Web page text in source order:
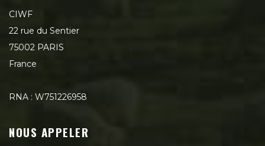
CIWF
22 rue du Sentier
75002 PARIS
France
RNA : W751226958
NOUS APPELER